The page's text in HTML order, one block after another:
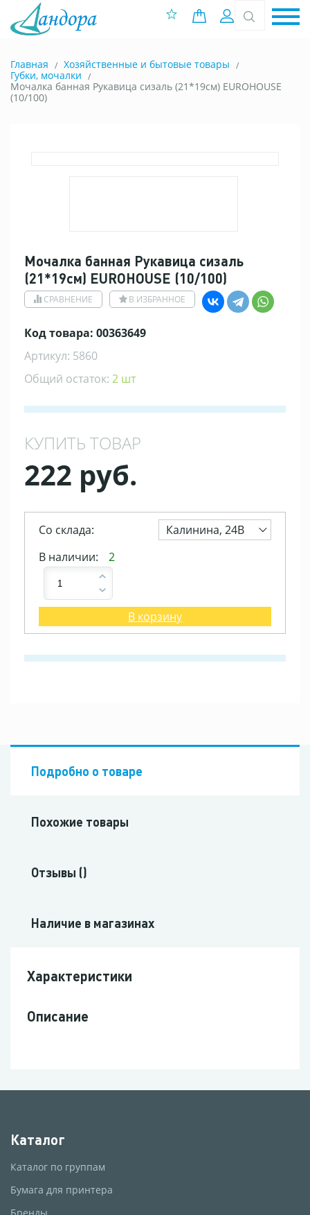
0 позиций
Вход
Главная
Хозяйственные и бытовые товары
Губки, мочалки
Мочалка банная Рукавица сизаль (21*19см) EUROHOUSE
(10/100)
Мочалка банная Рукавица сизаль
(21*19см) EUROHOUSE (10/100)
СРАВНЕНИЕ В ИЗБРАННОЕ
Код товара: 00363649
Артикул: 5860
Общий остаток: 2 шт
КУПИТЬ ТОВАР
222 руб.
Со склада:
Калинина, 24В
В наличии:
2
В корзину
Подробно о товаре
Похожие товары
Отзывы ()
Наличие в магазинах
Характеристики
Описание
Каталог
Каталог по группам
Бумага для принтера